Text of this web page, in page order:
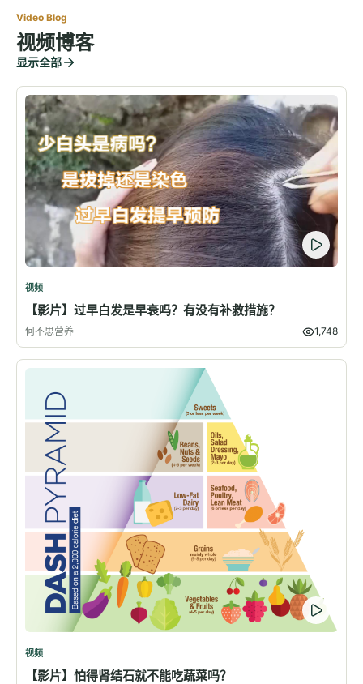
Video Blog
视频博客
显示全部
视频
【影片】过早白发是早衰吗？有没有补救措施？
何不思营养 1,748
视频
【影片】怕得肾结石就不能吃蔬菜吗？